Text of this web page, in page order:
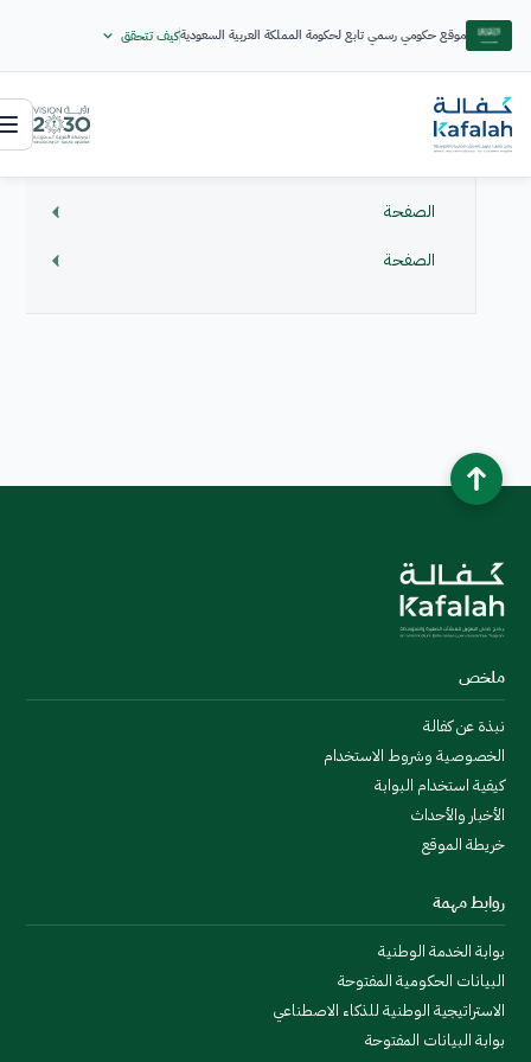
موقع حكومي رسمي تابع لحكومة المملكة العربية السعوديةكيف تتحقق
الصفحة
الصفحة
ملخص
نبذة عن كفالة
الخصوصية وشروط الاستخدام
كيفية استخدام البوابة
الأخبار والأحداث
خريطة الموقع
روابط مهمة
بوابة الخدمة الوطنية
البيانات الحكومية المفتوحة
الاستراتيجية الوطنية للذكاء الاصطناعي
بوابة البيانات المفتوحة